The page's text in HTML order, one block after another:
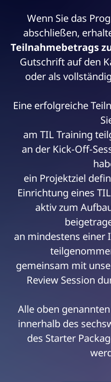
Wenn Sie das
abschließen,
Teilnahmebetrags
Gutschrift auf den
oder als
Eine erfolgreiche
am TIL Training
an der Kick-Off-
ein Projektziel
Einrichtung eines
aktiv zum
an mindestens einer
gemeinsam mit
Review Session
Alle oben
innerhalb des
des Starter